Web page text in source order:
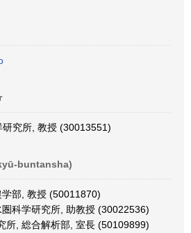
研究所, 教授 (30013551)
buntansha)
部, 教授 (50011870)
科学研究所, 助教授 (30022536)
所, 総合解析部, 室長 (50109899)